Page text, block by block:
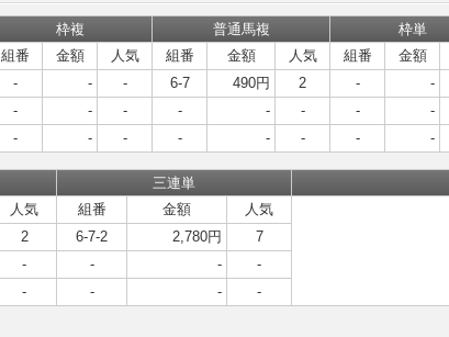
枠複 普通馬複 枠単
組番 金額 人気 組番 金額 人気 組番 金額
- - - 6-7 490円 2 - -
- - - - - - - -
- - - - - - - -
三連単
人気 組番 金額
人気
2 6-7-2 2,780円
7
- - -
-
- - - -